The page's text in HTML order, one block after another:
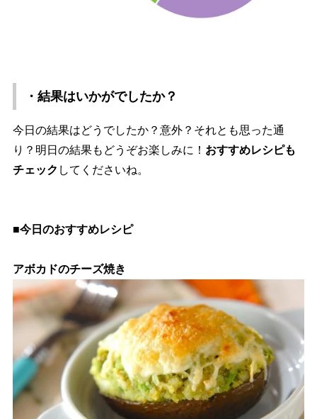
・結果はいかがでしたか？
今日の結果はどうでしたか？意外？それとも思った通
り？明日の結果もどうぞお楽しみに！ おすすめレシピも
チェック してくださいね。
■今日のおすすめレシピ
アボカドのチーズ焼き